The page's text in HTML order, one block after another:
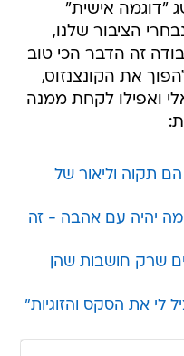
"דוגמה אישית"
הציבור שלנו,
זה הדבר הכי טוב
את הקונצנזוס,
ואפילו לקחת ממנה
הם תקוה וליאור של
יהיה עם אהבה - זה
שרק חושבות שהן
לי את הסקס והזוגיות"